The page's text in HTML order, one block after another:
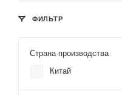
ФИЛЬТР
Страна производства
Китай